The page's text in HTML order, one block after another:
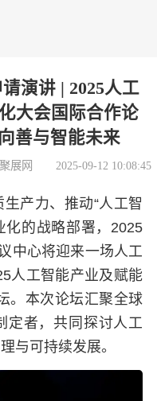
演讲 | 2025人工
大会国际合作论
善与智能未来
展网 2025-09-12 10:08:45
产力、推动“人工智
化的战略部署，2025
中心将迎来一场人工
人工智能产业及赋能
。本次论坛汇聚全球
定者，共同探讨人工
与可持续发展。